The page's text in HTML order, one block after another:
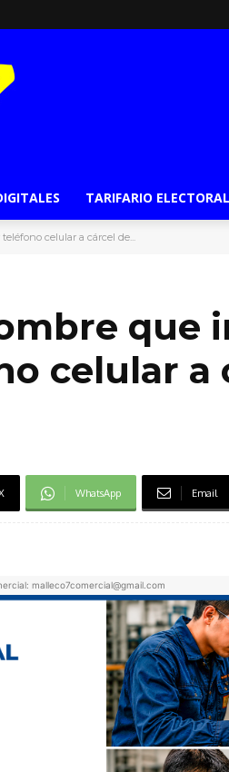
TARIFARIO ELECTORAL
celular a cárcel de...
que
celular a
WhatsApp Email
malleco7comercial@gmail.com